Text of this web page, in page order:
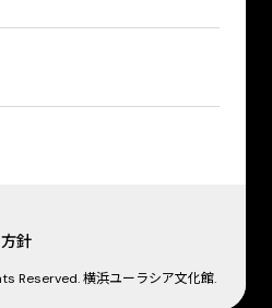
針
Reserved. 横浜ユーラシア文化館.